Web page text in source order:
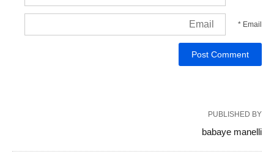
Email
*
PUBLISHED BY
babaye manelli